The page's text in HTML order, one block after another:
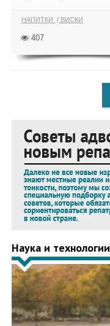
НАПИТКИ ВИСКИ
407
Наука и технологии